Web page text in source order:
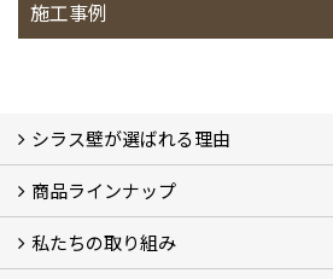
施工事例
シラス壁が選ばれる理由
シラスストーリー
こだわり
シラス壁の驚くべき性能
商品ラインナップ
一覧
内装仕上げ材
外装仕上げ材
舗装材
水性無機高分子系ハイブリッド型塗料
エコリフォーム
消臭壁紙
Q&A
資料PDF
私たちの取り組み